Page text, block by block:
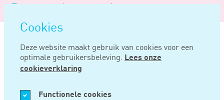
overslaan
Cookies
Deze website maakt gebruik van cookies voor een
optimale gebruikersbeleving. Lees onze
cookieverklaring
Functionele cookies
Logo
Noord
Negentig
Home Nieuws
APR 16, 2024